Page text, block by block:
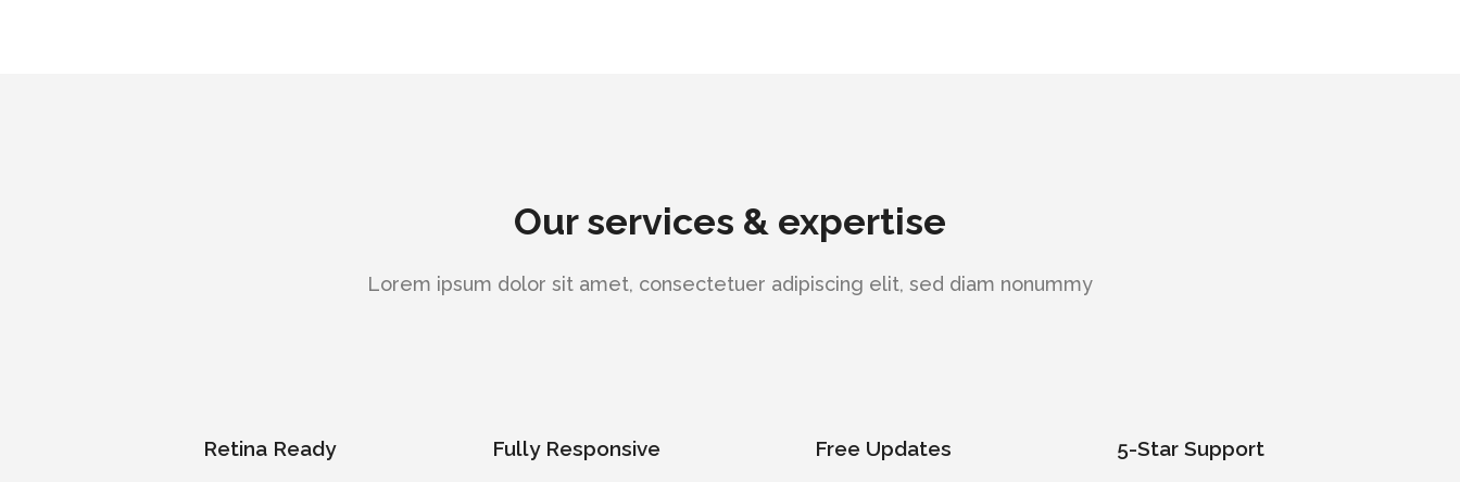
Our services & expertise
Lorem ipsum dolor sit amet, consectetuer adipiscing elit, sed diam nonummy
Retina Ready Fully Responsive Free Updates 5-Star Support